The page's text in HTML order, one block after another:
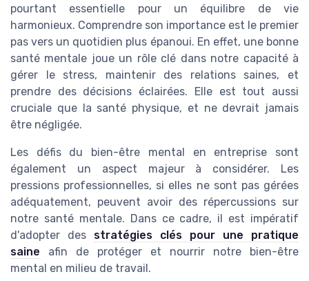
pourtant essentielle pour un équilibre de vie
harmonieux. Comprendre son importance est le premier
pas vers un quotidien plus épanoui. En effet, une bonne
santé mentale joue un rôle clé dans notre capacité à
gérer le stress, maintenir des relations saines, et
prendre des décisions éclairées. Elle est tout aussi
cruciale que la santé physique, et ne devrait jamais
être négligée.
Les défis du bien-être mental en entreprise sont
également un aspect majeur à considérer. Les
pressions professionnelles, si elles ne sont pas gérées
adéquatement, peuvent avoir des répercussions sur
notre santé mentale. Dans ce cadre, il est impératif
d'adopter des stratégies clés pour une pratique
saine afin de protéger et nourrir notre bien-être
mental en milieu de travail.